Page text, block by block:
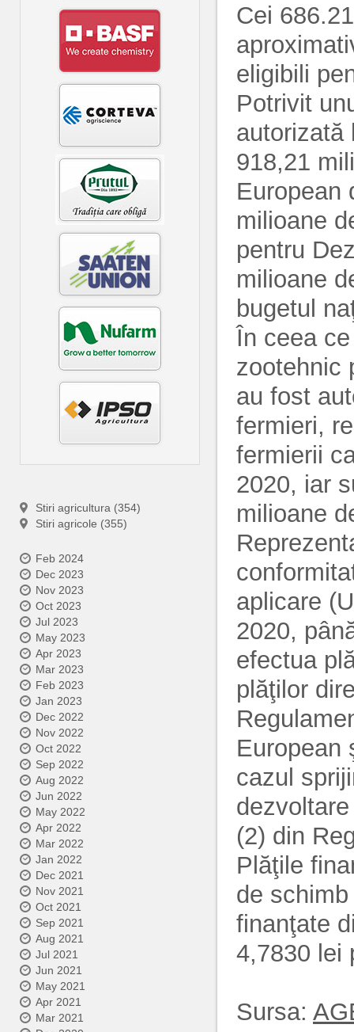
Stiri agricultura (354)
Stiri agricole (355)
Feb 2024
Dec 2023
Nov 2023
Oct 2023
Jul 2023
May 2023
Apr 2023
Mar 2023
Feb 2023
Jan 2023
Dec 2022
Nov 2022
Oct 2022
Sep 2022
Aug 2022
Jun 2022
May 2022
Apr 2022
Mar 2022
Jan 2022
Dec 2021
Nov 2021
Oct 2021
Sep 2021
Aug 2021
Jul 2021
Jun 2021
May 2021
Apr 2021
Mar 2021
Cei
eligibili
Potrivit
autorizată
918,21
European
milioane
pentru
milioane
bugetul
În ceea
zootehnic
au fost
fermieri,
fermierii
2020, iar
milioane
aplicare
2020,
efectua
plăţilor
European
cazul
(2) din
Plăţile
de
finanţate
4,7830 lei
Sursa: